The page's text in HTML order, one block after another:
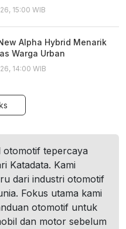
15:00 WIB
Alpha Hybrid Menarik
Warga Urban
14:00 WIB
otomotif tepercaya
Katadata. Kami
dari industri otomotif
Fokus utama kami
otomotif untuk
dan motor sebelum